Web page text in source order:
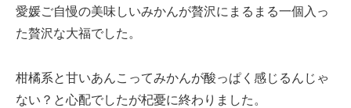
愛媛ご自慢の美味しいみかんが贅沢にまるまる一個入っ
た贅沢な大福でした。
柑橘系と甘いあんこってみかんが酸っぱく感じるんじゃ
ない？と心配でしたが杞憂に終わりました。